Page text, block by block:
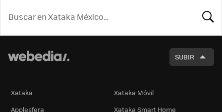
SUBIR
Xataka
Xataka Móvil
Applesfera
Xataka Smart Home